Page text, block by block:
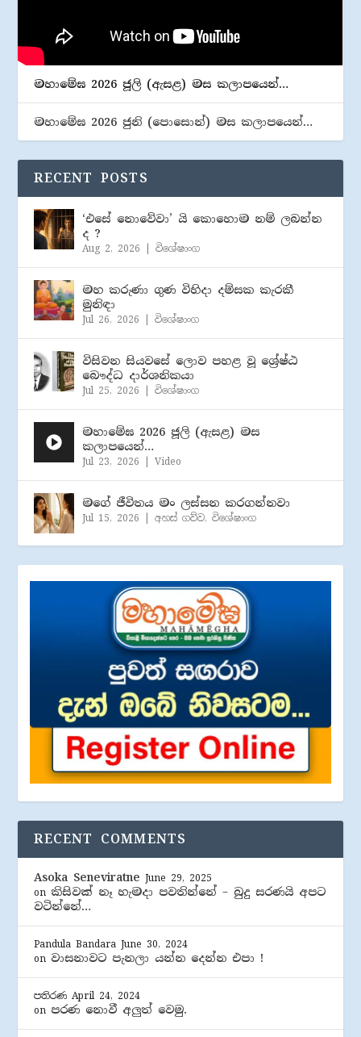
මහාමේඝ 2026 ජූලි (​ඇසළ) මස කලාපයෙන්…
මහාමේඝ 2026 ජුනි (​පොසොන්) මස කලාපයෙන්…
RECENT POSTS
‘එසේ නොවේවා’ යි කොහොම නම් ලබන්න
ද ?
Aug 2, 2026 |විශේෂාංග
මහ කරුණා ගුණ විහිදා දම්සක කැරකී
මුනිඳා
Jul 26, 2026 |විශේෂාංග
විසිවන සියවසේ ලොව පහළ වූ ශ්‍රේෂ්ඨ
බෞද්ධ දාර්ශනිකයා
Jul 25, 2026 |විශේෂාංග
මහාමේඝ 2026 ජූලි (​ඇසළ) මස
කලාපයෙන්…
Jul 23, 2026 |Video
මගේ ජීවිතය මං ලස්සන කරගන්නවා
Jul 15, 2026 |අහස් ගව්ව,විශේෂාංග
RECENT COMMENTS
Asoka Seneviratne June 29, 2025
on කිසිවක් නෑ හැමදා පවතින්නේ – බුදු සරණයි අපට
වටින්නේ…
Pandula Bandara June 30, 2024
on වාසනාවට පැනලා යන්න දෙන්න එපා !
පතිරණ April 24, 2024
on පරණ නොවී අලුත් වෙමු.